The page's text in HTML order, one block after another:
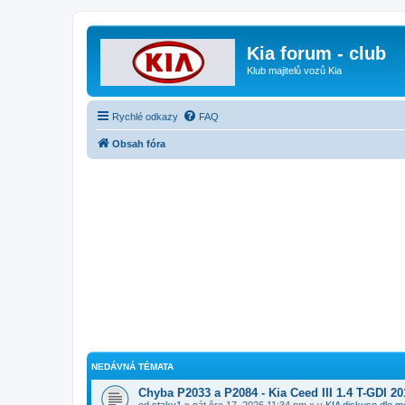
Kia forum - club
Klub majitelů vozů Kia
Rychlé odkazy FAQ
Obsah fóra
NEDÁVNÁ TÉMATA
Chyba P2033 a P2084 - Kia Ceed III 1.4 T-GDI